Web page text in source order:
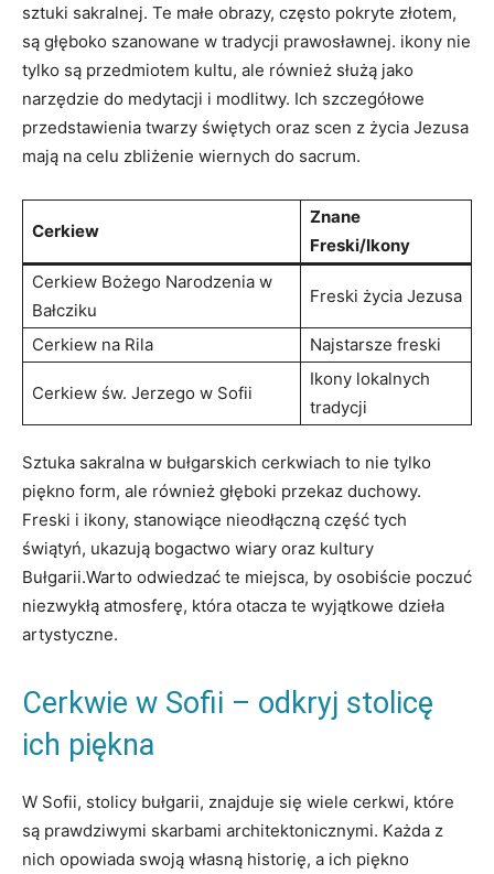
sztuki sakralnej. Te małe obrazy, często⁢ pokryte złotem,
są głęboko⁣ szanowane w tradycji prawosławnej. ikony nie
tylko są przedmiotem kultu, ale również służą jako
narzędzie do medytacji i modlitwy. Ich szczegółowe
przedstawienia twarzy świętych ⁣oraz scen z życia Jezusa
mają na celu zbliżenie wiernych do sacrum.
Cerkiew
Znane
Freski/Ikony
Cerkiew Bożego Narodzenia w
‌Bałcziku
Freski życia Jezusa
Cerkiew na Rila Najstarsze freski
Cerkiew św. Jerzego w ‍Sofii
Ikony lokalnych
tradycji
Sztuka sakralna w ‌bułgarskich cerkwiach to nie tylko
piękno form, ale również głęboki przekaz duchowy.
Freski i ikony, stanowiące nieodłączną część tych
świątyń, ukazują bogactwo wiary oraz kultury
Bułgarii.Warto odwiedzać ‍te miejsca, by osobiście poczuć
niezwykłą atmosferę, która otacza ⁤te wyjątkowe dzieła
artystyczne.
Cerkwie ⁣w Sofii​ – odkryj stolicę
ich​ piękna
W Sofii, stolicy‌ bułgarii, znajduje się wiele cerkwi, które
są prawdziwymi skarbami architektonicznymi. Każda z
nich opowiada swoją własną historię, ⁤a ich piękno